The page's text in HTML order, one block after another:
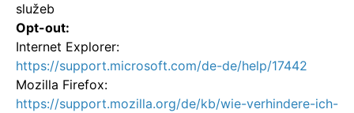
služeb
Opt-out:
Internet Explorer:
https://support.microsoft.com/de-de/help/17442
Mozilla Firefox:
https://support.mozilla.org/de/kb/wie-verhindere-ich-